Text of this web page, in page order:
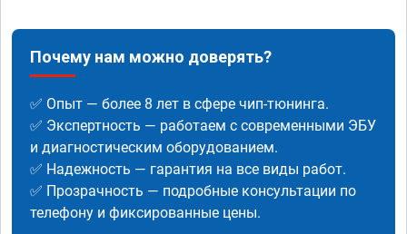
Почему нам можно доверять?
✅ Опыт — более 8 лет в сфере чип-тюнинга.
✅ Экспертность — работаем с современными ЭБУ
и диагностическим оборудованием.
✅ Надежность — гарантия на все виды работ.
✅ Прозрачность — подробные консультации по
телефону и фиксированные цены.